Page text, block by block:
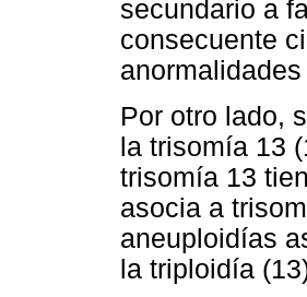
secundario a
consecuente
Por otro lado,
la trisomía 13
trisomía 13
asocia a
aneuploidías
la triploidía